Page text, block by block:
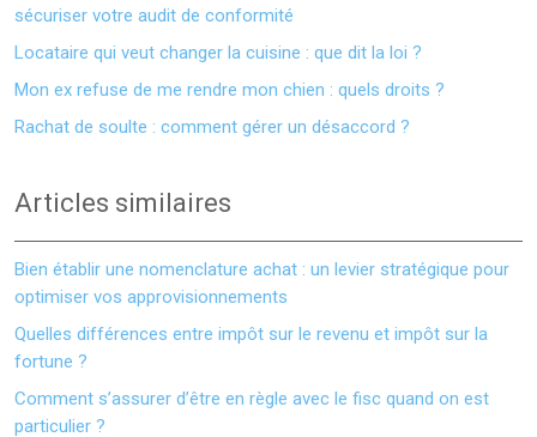
sécuriser votre audit de conformité
Locataire qui veut changer la cuisine : que dit la loi ?
Mon ex refuse de me rendre mon chien : quels droits ?
Rachat de soulte : comment gérer un désaccord ?
Articles similaires
Bien établir une nomenclature achat : un levier stratégique pour
optimiser vos approvisionnements
Quelles différences entre impôt sur le revenu et impôt sur la
fortune ?
Comment s’assurer d’être en règle avec le fisc quand on est
particulier ?